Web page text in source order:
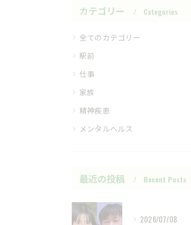
カテゴリー Categories
全てのカテゴリー
駅前
仕事
家族
精神疾患
メンタルヘルス
最近の投稿 Recent Posts
2026/07/08